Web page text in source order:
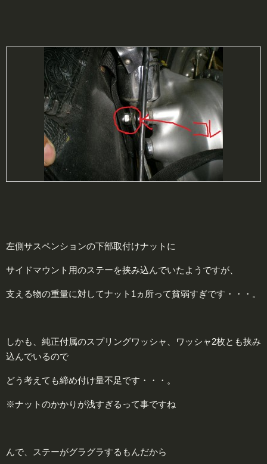
左側サスペンションの下部取付けナットに
サイドマウント用のステーを挟み込んでいたようですが、
支える物の重量に対してナット1ヵ所って貧弱すぎです・・・。
しかも、純正付属のスプリングワッシャ、ワッシャ2枚とも挟み
込んでいるので
どう考えても締め付け量不足です・・・。
※ナットのかかりが浅すぎるって事ですね
んで、ステーがグラグラするもんだから